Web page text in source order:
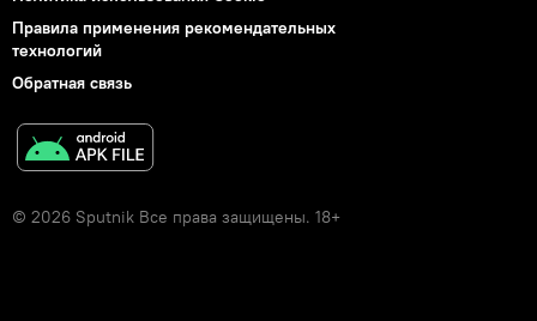
Правила применения рекомендательных
технологий
Обратная связь
© 2026 Sputnik Все права защищены. 18+